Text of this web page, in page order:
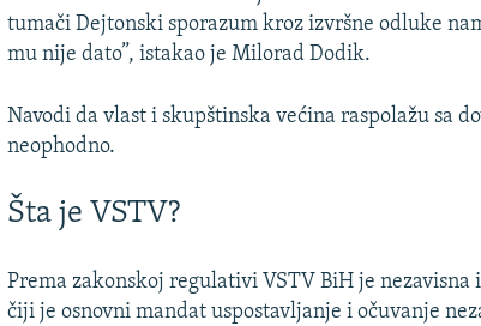
tumači Dejtonski sporazum kroz izvršne odluke
mu nije dato”, istakao je Milorad Dodik.
Navodi da vlast i skupštinska većina raspolažu sa
neophodno.
Šta je VSTV?
Prema zakonskoj regulativi VSTV BiH je
čiji je osnovni mandat uspostavljanje i očuvanje